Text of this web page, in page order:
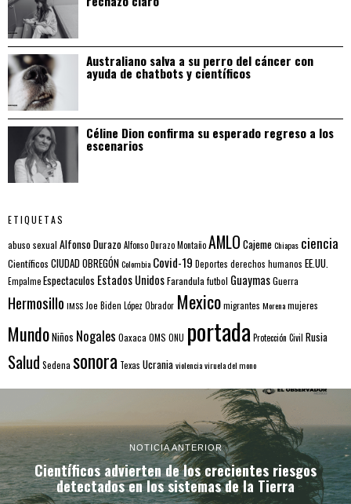
Australiano salva a su perro del cáncer con
ayuda de chatbots y científicos
Céline Dion confirma su esperado regreso a los
escenarios
ETIQUETAS
abuso sexual Alfonso DurazoAlfonso Durazo MontañoAMLO CajemeChiapas ciencia
Científicos CIUDAD OBREGÓNColombia Covid-19 Deportes derechos humanos EE.UU.
EmpalmeEspectaculos Estados UnidosFarandulafutbol GuaymasGuerra
Hermosillo IMSS Joe Biden López Obrador Mexicomigrantes Morenamujeres
MundoNiños Nogales Oaxaca OMS ONU portada Protección Civil Rusia
Salud Sedena sonora Texas Ucraniaviolenciaviruela del mono
NOTICIA ANTERIOR
Científicos advierten de los crecientes riesgos
detectados en los sistemas de la Tierra